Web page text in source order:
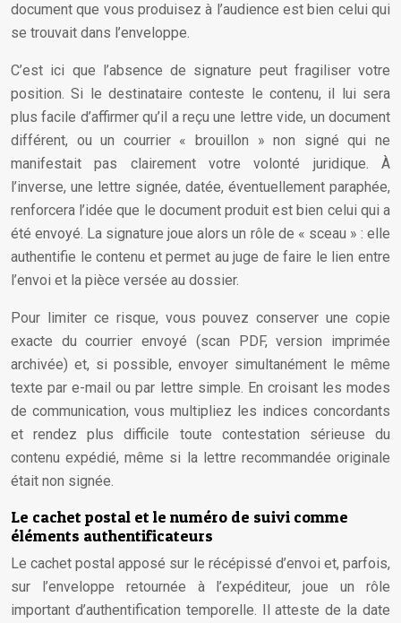
document que vous produisez à l’audience est bien celui qui
se trouvait dans l’enveloppe.
C’est ici que l’absence de signature peut fragiliser votre
position. Si le destinataire conteste le contenu, il lui sera
plus facile d’affirmer qu’il a reçu une lettre vide, un document
différent, ou un courrier « brouillon » non signé qui ne
manifestait pas clairement votre volonté juridique. À
l’inverse, une lettre signée, datée, éventuellement paraphée,
renforcera l’idée que le document produit est bien celui qui a
été envoyé. La signature joue alors un rôle de « sceau » : elle
authentifie le contenu et permet au juge de faire le lien entre
l’envoi et la pièce versée au dossier.
Pour limiter ce risque, vous pouvez conserver une copie
exacte du courrier envoyé (scan PDF, version imprimée
archivée) et, si possible, envoyer simultanément le même
texte par e-mail ou par lettre simple. En croisant les modes
de communication, vous multipliez les indices concordants
et rendez plus difficile toute contestation sérieuse du
contenu expédié, même si la lettre recommandée originale
était non signée.
Le cachet postal et le numéro de suivi comme
éléments authentificateurs
Le cachet postal apposé sur le récépissé d’envoi et, parfois,
sur l’enveloppe retournée à l’expéditeur, joue un rôle
important d’authentification temporelle. Il atteste de la date